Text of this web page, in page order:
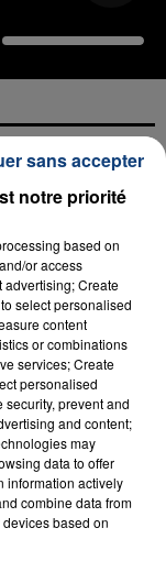
FEMME ET
après avoir
de trois mois
notre priorité
based on
or access
advertising; Create
select personalised
content
or combinations
services; Create
personalised
prevent and
and content;
may
data to offer
information actively
combine data from
based on
sans accepter